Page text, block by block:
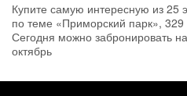
Купите самую интересную из 25
по теме «Приморский парк», 329
Сегодня можно забронировать
октябрь